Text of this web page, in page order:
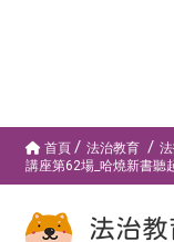
首頁 法治教育
講座第62場_哈燒新書聽
法治教